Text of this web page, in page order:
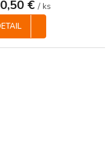
€ / ks